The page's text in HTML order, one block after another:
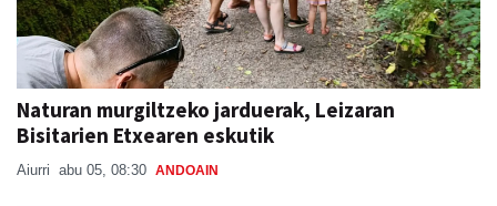
Naturan murgiltzeko jarduerak, Leizaran
Bisitarien Etxearen eskutik
Aiurri abu 05, 08:30 ANDOAIN